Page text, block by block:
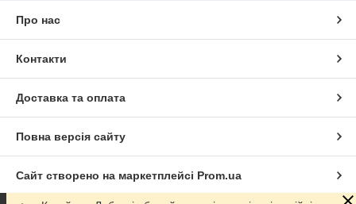
Про нас
Контакти
Доставка та оплата
Повна версія сайту
Сайт створено на маркетплейсі Prom.ua